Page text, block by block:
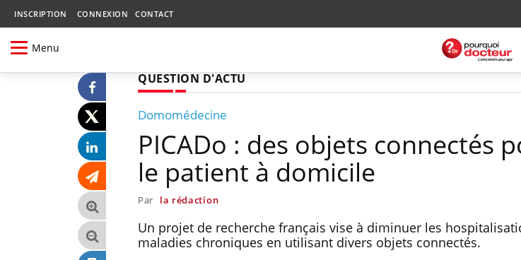
INSCRIPTION CONNEXION CONTACT
Menu
QUESTION D'ACTU
Domomédecine
PICADo : des objets connectés
le patient à domicile
Par la rédaction
Un projet de recherche français vise à diminuer les
maladies chroniques en utilisant divers objets connectés.